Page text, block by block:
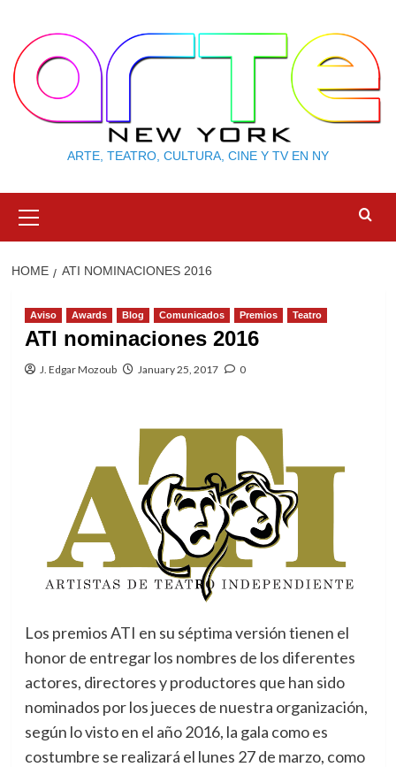
content
ARTE, TEATRO, CULTURA, CINE Y TV EN NY
Menu
HOME ATI NOMINACIONES 2016
Aviso Awards Blog Comunicados Premios Teatro
ATI nominaciones 2016
J. Edgar Mozoub January 25, 2017 0
Los premios ATI en su séptima versión tienen el
honor de entregar los nombres de los diferentes
actores, directores y productores que han sido
nominados por los jueces de nuestra organización,
según lo visto en el año 2016, la gala como es
costumbre se realizará el lunes 27 de marzo, como